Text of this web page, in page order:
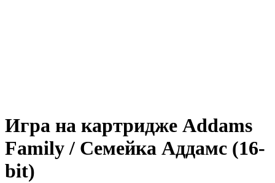
Игра на картридже Addams
Family / Семейка Аддамс (16-
bit)